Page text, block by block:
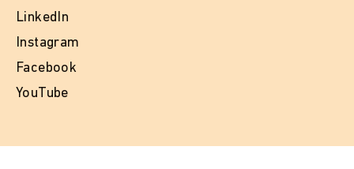
LinkedIn
Instagram
Facebook
YouTube